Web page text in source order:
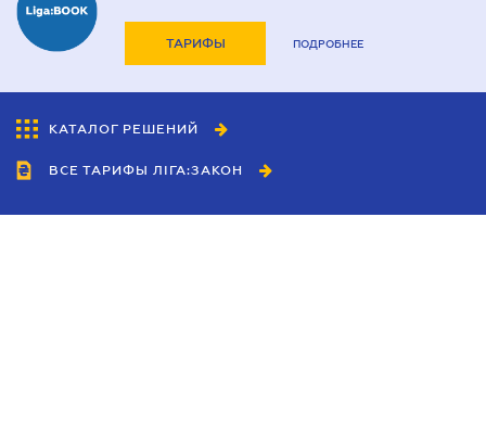
ТАРИФЫ ПОДРОБНЕЕ
КАТАЛОГ РЕШЕНИЙ
ВСЕ ТАРИФЫ ЛІГА:ЗАКОН